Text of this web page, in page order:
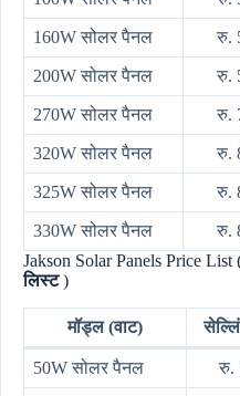
160W सोलर पैनल रु.
200W सोलर पैनल रु.
270W सोलर पैनल रु.
320W सोलर पैनल रु.
325W सोलर पैनल रु.
330W सोलर पैनल रु.
Jakson Solar Panels Price List
लिस्ट)
मॉड्ल (वाट)
50W सोलर पैनल रु.